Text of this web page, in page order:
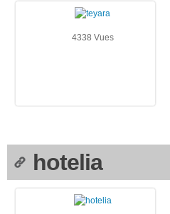
4338 Vues
hotelia